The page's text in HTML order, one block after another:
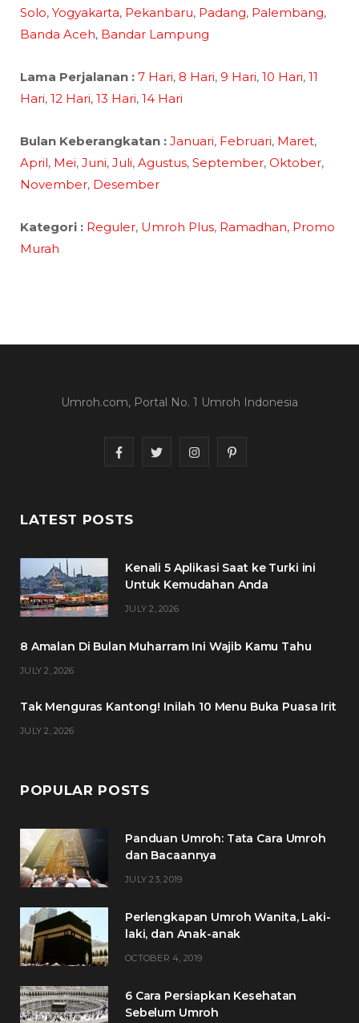
Solo, Yogyakarta, Pekanbaru, Padang, Palembang,
Banda Aceh, Bandar Lampung
Lama Perjalanan : 7 Hari, 8 Hari, 9 Hari, 10 Hari, 11
Hari, 12 Hari, 13 Hari, 14 Hari
Bulan Keberangkatan : Januari, Februari, Maret,
April, Mei, Juni, Juli, Agustus, September, Oktober,
November, Desember
Kategori : Reguler, Umroh Plus, Ramadhan, Promo
Murah
Umroh.com, Portal No. 1 Umroh Indonesia
F
b
T
t
I
a
P
e
LATEST POSTS
Kenali 5 Aplikasi Saat ke Turki ini
Untuk Kemudahan Anda
JULY 2, 2026
8 Amalan Di Bulan Muharram Ini Wajib Kamu Tahu
JULY 2, 2026
Tak Menguras Kantong! Inilah 10 Menu Buka Puasa Irit
JULY 2, 2026
POPULAR POSTS
Panduan Umroh: Tata Cara Umroh
dan Bacaannya
JULY 23, 2019
Perlengkapan Umroh Wanita, Laki-
laki, dan Anak-anak
OCTOBER 4, 2019
6 Cara Persiapkan Kesehatan
Sebelum Umroh